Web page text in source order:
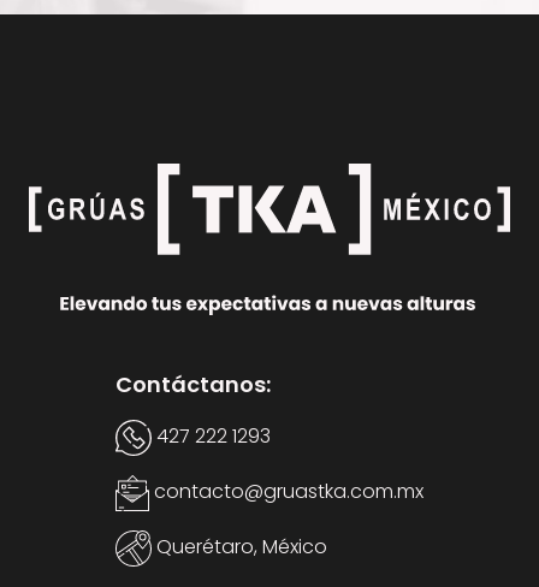
Contáctanos:
427 222 1293
contacto@gruastka.com.mx
Querétaro, México